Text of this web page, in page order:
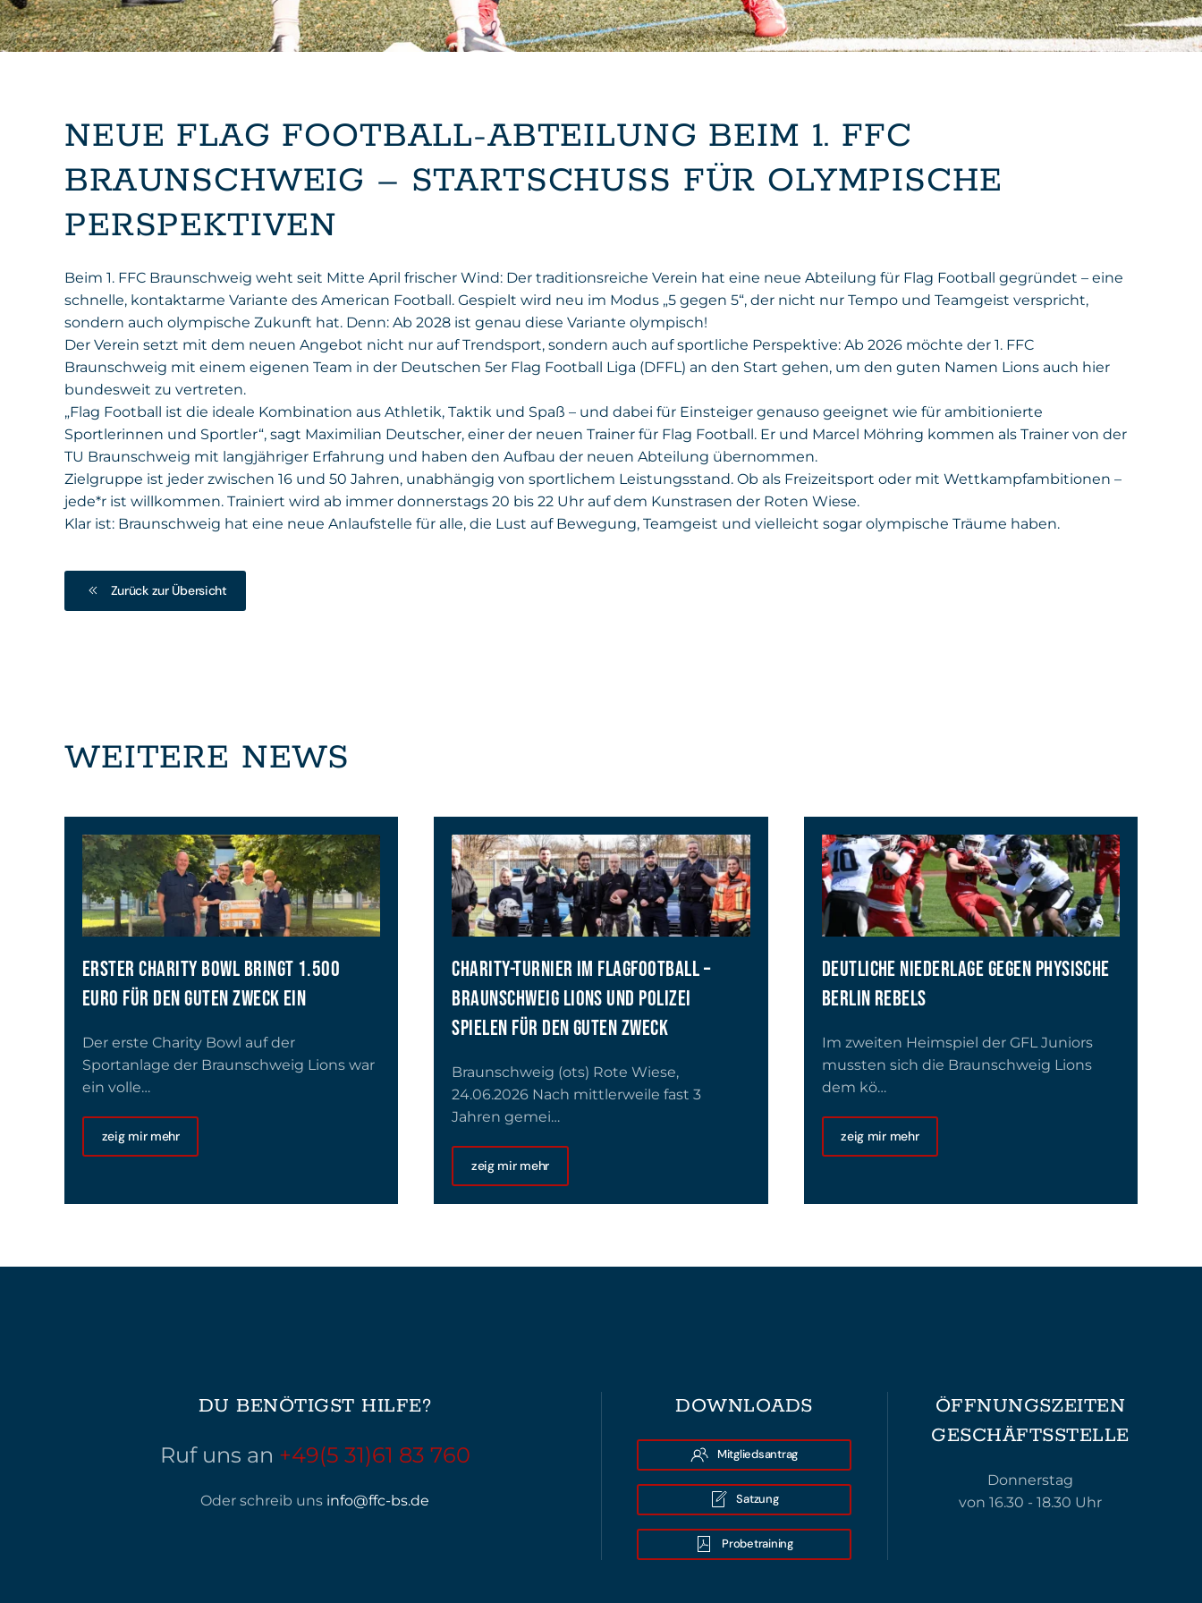
NEUE FLAG FOOTBALL-ABTEILUNG BEIM 1. FFC
BRAUNSCHWEIG – STARTSCHUSS FÜR OLYMPISCHE
PERSPEKTIVEN
Beim 1. FFC Braunschweig weht seit Mitte April frischer Wind: Der traditionsreiche Verein hat eine neue Abteilung für Flag Football gegründet – eine
schnelle, kontaktarme Variante des American Football. Gespielt wird neu im Modus „5 gegen 5“, der nicht nur Tempo und Teamgeist verspricht,
sondern auch olympische Zukunft hat. Denn: Ab 2028 ist genau diese Variante olympisch!
Der Verein setzt mit dem neuen Angebot nicht nur auf Trendsport, sondern auch auf sportliche Perspektive: Ab 2026 möchte der 1. FFC
Braunschweig mit einem eigenen Team in der Deutschen 5er Flag Football Liga (DFFL) an den Start gehen, um den guten Namen Lions auch hier
bundesweit zu vertreten.
„Flag Football ist die ideale Kombination aus Athletik, Taktik und Spaß – und dabei für Einsteiger genauso geeignet wie für ambitionierte
Sportlerinnen und Sportler“, sagt Maximilian Deutscher, einer der neuen Trainer für Flag Football. Er und Marcel Möhring kommen als Trainer von der
TU Braunschweig mit langjähriger Erfahrung und haben den Aufbau der neuen Abteilung übernommen.
Zielgruppe ist jeder zwischen 16 und 50 Jahren, unabhängig von sportlichem Leistungsstand. Ob als Freizeitsport oder mit Wettkampfambitionen –
jede*r ist willkommen. Trainiert wird ab immer donnerstags 20 bis 22 Uhr auf dem Kunstrasen der Roten Wiese.
Klar ist: Braunschweig hat eine neue Anlaufstelle für alle, die Lust auf Bewegung, Teamgeist und vielleicht sogar olympische Träume haben.
Zurück zur Übersicht
WEITERE NEWS
ERSTER CHARITY BOWL BRINGT 1.500
EURO FÜR DEN GUTEN ZWECK EIN
Der erste Charity Bowl auf der
Sportanlage der Braunschweig Lions war
ein volle…
zeig mir mehr
CHARITY-TURNIER IM FLAGFOOTBALL –
BRAUNSCHWEIG LIONS UND POLIZEI
SPIELEN FÜR DEN GUTEN ZWECK
Braunschweig (ots) Rote Wiese,
24.06.2026 Nach mittlerweile fast 3
Jahren gemei…
zeig mir mehr
DEUTLICHE NIEDERLAGE GEGEN PHYSISCHE
BERLIN REBELS
Im zweiten Heimspiel der GFL Juniors
mussten sich die Braunschweig Lions
dem kö…
zeig mir mehr
DU BENÖTIGST HILFE?
Ruf uns an +49(5 31)61 83 760
Oder schreib uns info@ffc-bs.de
DOWNLOADS
Mitgliedsantrag
Satzung
Probetraining
ÖFFNUNGSZEITEN
GESCHÄFTSSTELLE
Donnerstag
von 16.30 - 18.30 Uhr